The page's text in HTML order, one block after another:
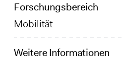
Forschungsbereich
Mobilität
Weitere Informationen